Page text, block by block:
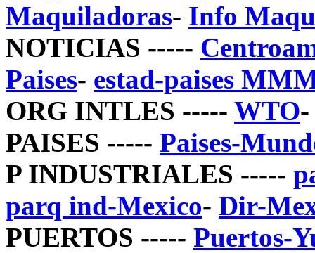
Maquiladoras- Info
NOTICIAS -----
Paises- estad-paises
ORG INTLES ----- WTO-
PAISES ----- Paises-
P INDUSTRIALES -----
parq ind-Mexico- Dir-
PUERTOS ----- Puertos-